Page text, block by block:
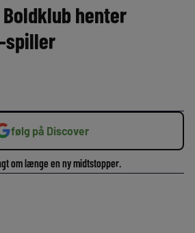
henter
spiller
følg på Discover
om længe en ny midtstopper.